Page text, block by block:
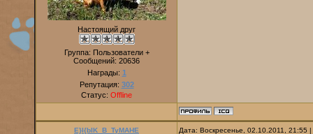
Настоящий друг
Группа: Пользователи +
Сообщений: 20636
Награды: 1
Репутация: 302
Статус: Offline
E}I{bIK_B_TyMAHE Дата: Воскресенье, 02.10.2011,